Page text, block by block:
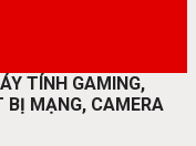
TÍNH GAMING,
BỊ MẠNG, CAMERA